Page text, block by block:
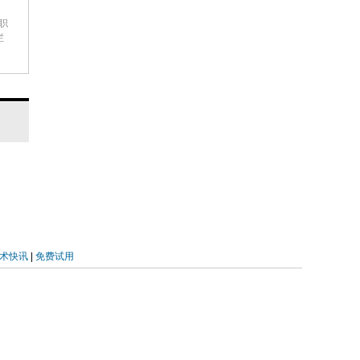
快讯| 免费试用